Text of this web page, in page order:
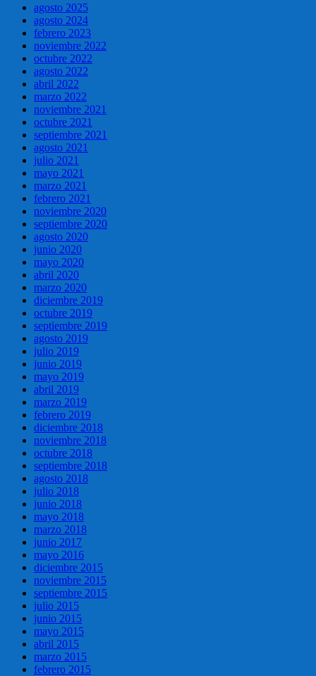
agosto 2025
agosto 2024
febrero 2023
noviembre 2022
octubre 2022
agosto 2022
abril 2022
marzo 2022
noviembre 2021
octubre 2021
septiembre 2021
agosto 2021
julio 2021
mayo 2021
marzo 2021
febrero 2021
noviembre 2020
septiembre 2020
agosto 2020
junio 2020
mayo 2020
abril 2020
marzo 2020
diciembre 2019
octubre 2019
septiembre 2019
agosto 2019
julio 2019
junio 2019
mayo 2019
abril 2019
marzo 2019
febrero 2019
diciembre 2018
noviembre 2018
octubre 2018
septiembre 2018
agosto 2018
julio 2018
junio 2018
mayo 2018
marzo 2018
junio 2017
mayo 2016
diciembre 2015
noviembre 2015
septiembre 2015
julio 2015
junio 2015
mayo 2015
abril 2015
marzo 2015
febrero 2015